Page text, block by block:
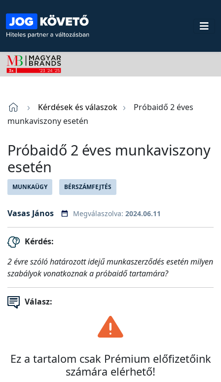
Kérdések és válaszok
Próbaidő 2 éves
munkaviszony esetén
Próbaidő 2 éves munkaviszony
esetén
MUNKAÜGY BÉRSZÁMFEJTÉS
Vasas János Megválaszolva: 2024.06.11
Kérdés:
2 évre szóló határozott idejű munkaszerződés esetén milyen
szabályok vonatkoznak a próbaidő tartamára?
Válasz:
Ez a tartalom csak Prémium előfizetőink
számára elérhető!